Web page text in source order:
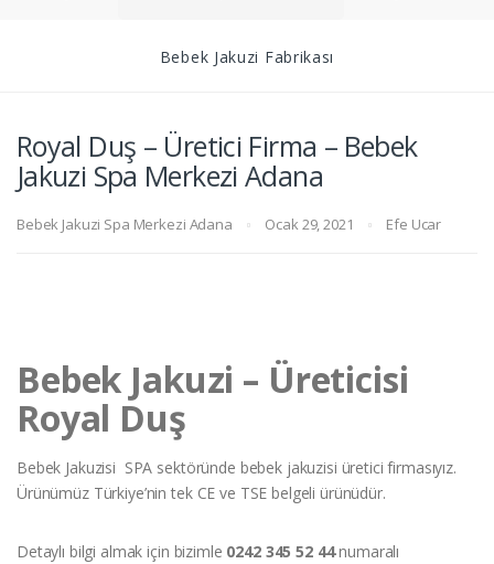
Bebek Jakuzi Fabrikası
Royal Duş – Üretici Firma – Bebek
Jakuzi Spa Merkezi Adana
Bebek Jakuzi Spa Merkezi Adana Ocak 29, 2021 Efe Ucar
Bebek Jakuzi – Üreticisi
Royal Duş
Bebek Jakuzisi SPA sektöründe bebek jakuzisi üretici firmasıyız.
Ürünümüz Türkiye’nin tek CE ve TSE belgeli ürünüdür.
Detaylı bilgi almak için bizimle 0242 345 52 44numaralı